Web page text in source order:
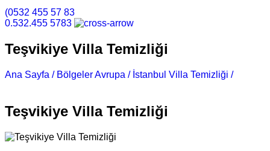
(0532 455 57 83
0.532.455 5783
Teşvikiye Villa Temizliği
Ana Sayfa / Bölgeler Avrupa / İstanbul Villa Temizliği /
Teşvikiye Villa Temizliği